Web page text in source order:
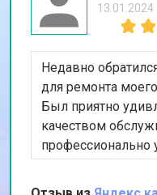
13.01.2024
Недавно
для ремонта
Был приятно
качеством
профессионально
теперь прицел
ценю